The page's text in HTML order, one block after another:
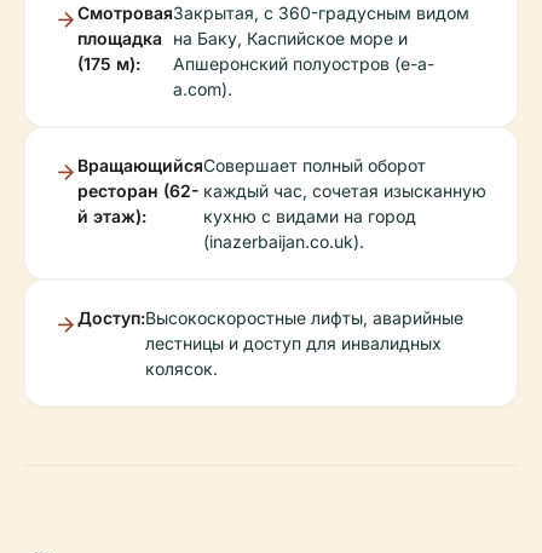
Смотровая
площадка
(175 м):
Закрытая, с 360-градусным видом
на Баку, Каспийское море и
Апшеронский полуостров (e-a-
a.com).
Вращающийся
ресторан (62-
й этаж):
Совершает полный оборот
каждый час, сочетая изысканную
кухню с видами на город
(inazerbaijan.co.uk).
Доступ:Высокоскоростные лифты, аварийные
лестницы и доступ для инвалидных
колясок.